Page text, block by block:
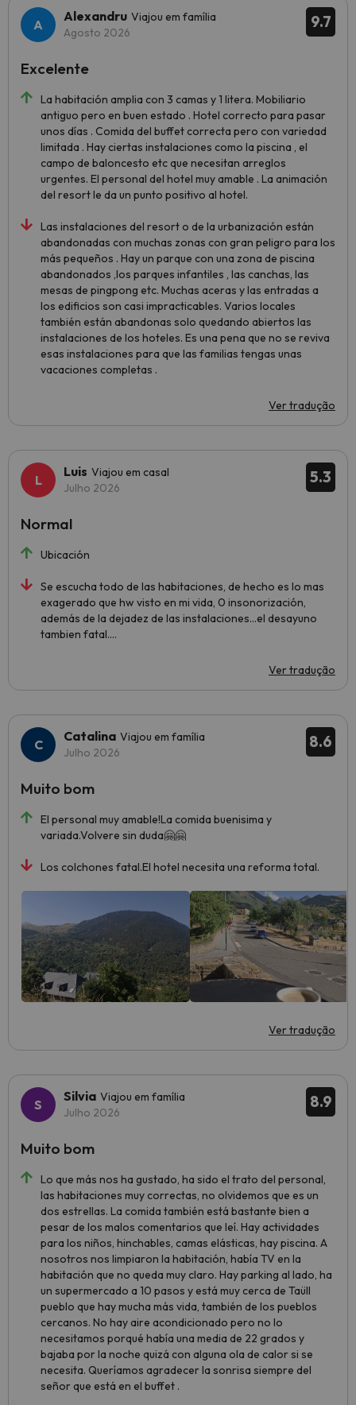
9.7
Alexandru Viajou em família
Agosto 2026
La habitación amplia con 3 camas y 1 litera. Mobiliario
antiguo pero en buen estado . Hotel correcto para pasar
unos días . Comida del buffet correcta pero con variedad
limitada . Hay ciertas instalaciones como la piscina , el
campo de baloncesto etc que necesitan arreglos
urgentes. El personal del hotel muy amable . La animación
del resort le da un punto positivo al hotel.
Las instalaciones del resort o de la urbanización están
abandonadas con muchas zonas con gran peligro para los
más pequeños . Hay un parque con una zona de piscina
abandonados ,los parques infantiles , las canchas, las
mesas de pingpong etc. Muchas aceras y las entradas a
los edificios son casi impracticables. Varios locales
también están abandonas solo quedando abiertos las
instalaciones de los hoteles. Es una pena que no se reviva
esas instalaciones para que las familias tengas unas
vacaciones completas .
Ver tradução
Excelente
5.3
Luis Viajou em casal
Julho 2026
Ubicación
Se escucha todo de las habitaciones, de hecho es lo mas
exagerado que hw visto en mi vida, 0 insonorización,
además de la dejadez de las instalaciones...el desayuno
tambien fatal....
Ver tradução
Normal
8.6
Catalina Viajou em família
Julho 2026
El personal muy amable!La comida buenisima y
variada.Volvere sin duda🤗🤗
Los colchones fatal.El hotel necesita una reforma total.
Ver tradução
Muito bom
8.9
Silvia Viajou em família
Julho 2026
Lo que más nos ha gustado, ha sido el trato del personal,
las habitaciones muy correctas, no olvidemos que es un
dos estrellas. La comida también está bastante bien a
pesar de los malos comentarios que leí. Hay actividades
para los niños, hinchables, camas elásticas, hay piscina. A
nosotros nos limpiaron la habitación, había TV en la
habitación que no queda muy claro. Hay parking al lado, ha
un supermercado a 10 pasos y está muy cerca de Taüll
pueblo que hay mucha más vida, también de los pueblos
cercanos. No hay aire acondicionado pero no lo
necesitamos porqué había una media de 22 grados y
bajaba por la noche quizá con alguna ola de calor si se
necesita. Queríamos agradecer la sonrisa siempre del
señor que está en el buffet .
Muito bom